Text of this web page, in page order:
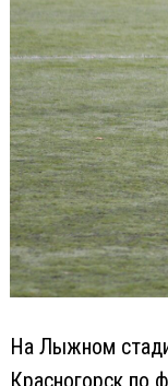
На Лыжном
Красногорск по